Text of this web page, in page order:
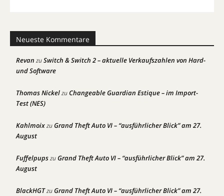
Neueste Kommentare
Revan zuSwitch & Switch 2 – aktuelle Verkaufszahlen von Hard-
und Software
Thomas NickelzuChangeable Guardian Estique – im Import-
Test (NES)
KahlmoixzuGrand Theft Auto VI – “ausführlicher Blick” am 27.
August
FuffelpupszuGrand Theft Auto VI – “ausführlicher Blick” am 27.
August
BlackHGTzuGrand Theft Auto VI – “ausführlicher Blick” am 27.